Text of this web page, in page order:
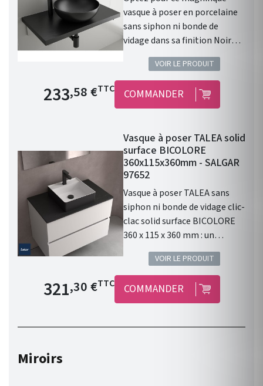
blanche se caractérise par
sa finition mate et réunit les
caractéristiques qui en feront
la pièce maîtresse de votre
salle de bains.
vasque à poser en porcelaine
sans siphon ni bonde de
vidage dans sa finition Noir
Vasque à poser. Matière :
porcelaine. Sans siphon ni
bonde de vidage. Résistante
aux produits chimiques et aux
avec trop-plein . Siphon,
bonde clic-clac et robinet non
inclus. Finition : Noir Mat.
Gamme : LOKUM. Fabriqué en
Espagne. Garantie 3 ans.
VOIR LE PRODUIT
Prix de base
233,58 €TTC COMMANDER
Vasque à poser TALEA solid
surface BICOLORE
360x115x360mm - SALGAR
97652
Vasque à poser TALEA sans
siphon ni bonde de vidage clic-
clac solid surface BICOLORE
360 x 115 x 360 mm : un
élément design pour votre
salle de bain.VOIR LE PRODUIT
Prix de base
321,30 €TTC COMMANDER
Miroirs